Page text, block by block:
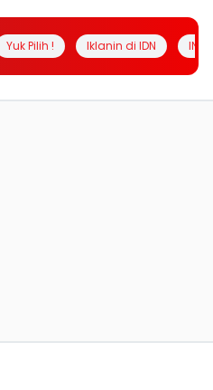
Yuk Pilih ! Iklanin di IDN